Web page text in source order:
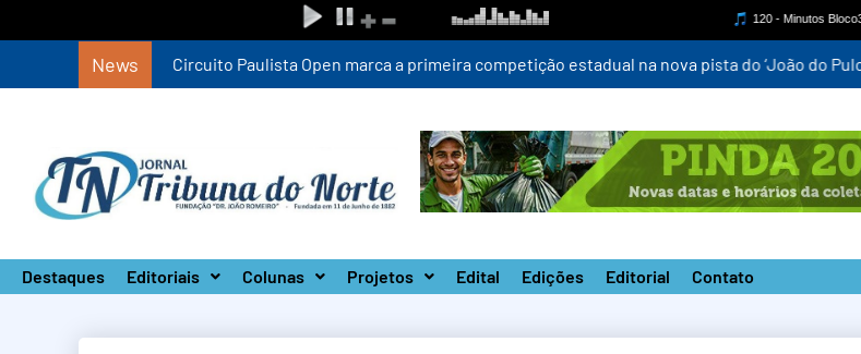
News Circuito Paulista Open marca a primeira competição estadual na nova pista do ‘João do Pulo’
Destaques Editoriais Colunas Projetos Edital Edições Editorial Contato